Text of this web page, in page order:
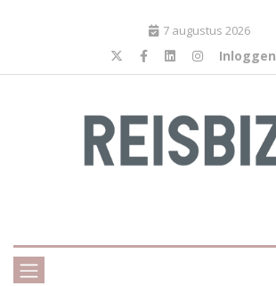
7 augustus 2026
Inloggen